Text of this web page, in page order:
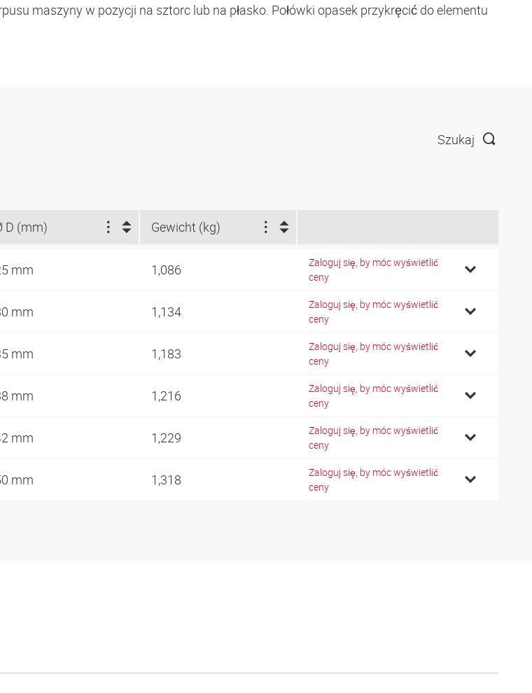
maszyny w pozycji na sztorc lub na płasko. Połówki opasek przykręcić do elementu
Szukaj
D (mm) Gewicht (kg)
mm 1,086
Zaloguj się, by móc wyświetlić
ceny
mm 1,134
Zaloguj się, by móc wyświetlić
ceny
mm 1,183
Zaloguj się, by móc wyświetlić
ceny
mm 1,216
Zaloguj się, by móc wyświetlić
ceny
mm 1,229
Zaloguj się, by móc wyświetlić
ceny
mm 1,318
Zaloguj się, by móc wyświetlić
ceny